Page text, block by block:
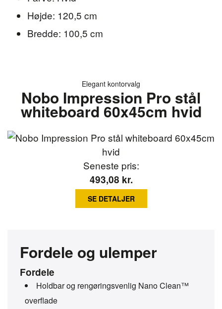
Højde: 120,5 cm
Bredde: 100,5 cm
Elegant kontorvalg
Nobo Impression Pro stål
whiteboard 60x45cm hvid
Fordele og ulemper
Fordele
Holdbar og rengøringsvenlig Nano Clean™
overflade
Seneste pris:
493,08 kr.
SE DETALJER